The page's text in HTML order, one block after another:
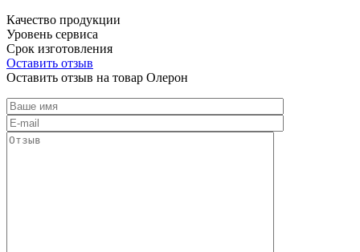
Качество продукции
Уровень сервиса
Срок изготовления
Оставить отзыв
Оставить отзыв на товар Олерон